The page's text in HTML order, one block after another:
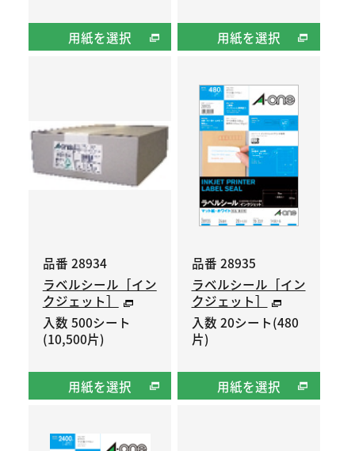
用紙を選択 用紙を選択
品番 28934
ラベルシール［イン
クジェット］
入数 500シート
(10,500片)
用紙を選択
品番 28935
ラベルシール［イン
クジェット］
入数 20シート(480
片)
用紙を選択